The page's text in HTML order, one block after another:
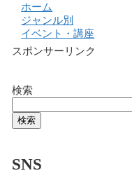
ホーム
ジャンル別
イベント・講座
スポンサーリンク
検索
検索
SNS